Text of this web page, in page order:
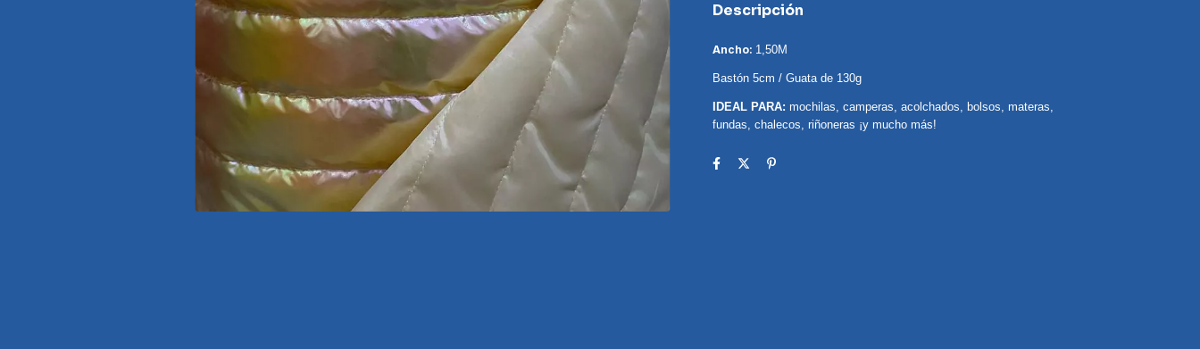
Descripción
Ancho: 1,50M
Bastón 5cm / Guata de 130g
IDEAL PARA: mochilas, camperas, acolchados, bolsos, materas,
fundas, chalecos, riñoneras ¡y mucho más!